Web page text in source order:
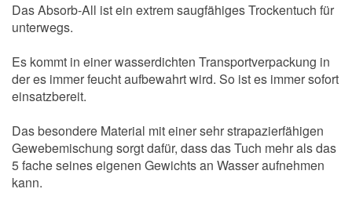
Das Absorb-All ist ein extrem saugfähiges Trockentuch für
unterwegs.
Es kommt in einer wasserdichten Transportverpackung in
der es immer feucht aufbewahrt wird. So ist es immer sofort
einsatzbereit.
Das besondere Material mit einer sehr strapazierfähigen
Gewebemischung sorgt dafür, dass das Tuch mehr als das
5 fache seines eigenen Gewichts an Wasser aufnehmen
kann.